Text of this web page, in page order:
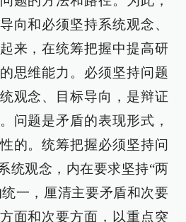
向和必须坚持系统观念、
来，在统筹把握中提高研
思维能力。必须坚持问题
观念、目标导向，是辩证
问题是矛盾的表现形式，
的。统筹把握必须坚持问
统观念，内在要求坚持“两
统一，厘清主要矛盾和次要
面和次要方面，以重点突